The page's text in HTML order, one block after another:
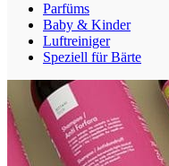
Parfüms
Baby & Kinder
Luftreiniger
Speziell für Bärte